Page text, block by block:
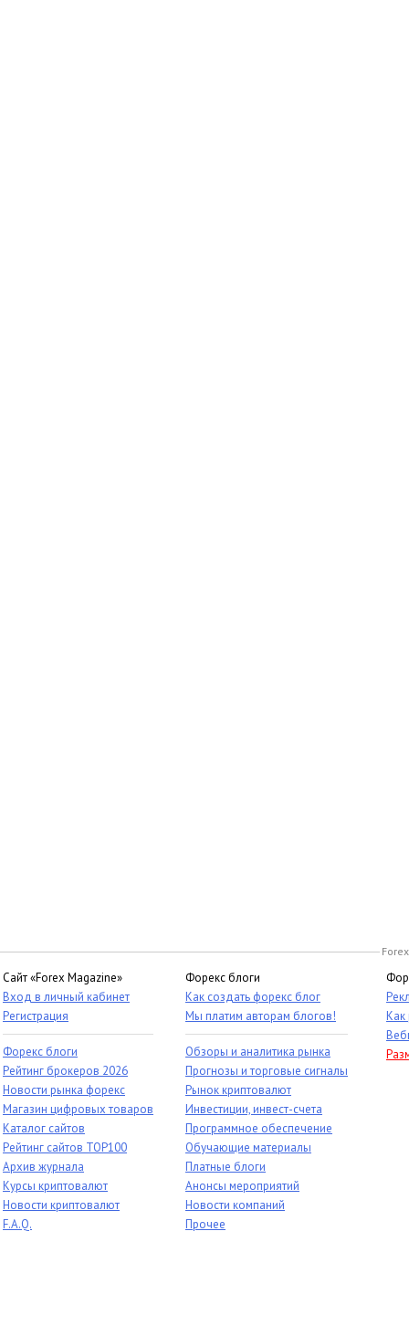
Сайт «Forex Magazine»
Вход в личный кабинет
Регистрация
Форекс блоги
Рейтинг брокеров 2026
Новости рынка форекс
Магазин цифровых товаров
Каталог сайтов
Рейтинг сайтов TOP100
Архив журнала
Курсы криптовалют
Новости криптовалют
F.A.Q.
Форекс блоги
Как создать форекс блог
Мы платим авторам блогов!
Обзоры и аналитика рынка
Прогнозы и торговые сигналы
Рынок криптовалют
Инвестиции, инвест-счета
Программное обеспечение
Обучающие материалы
Платные блоги
Анонсы мероприятий
Новости компаний
Прочее
Как